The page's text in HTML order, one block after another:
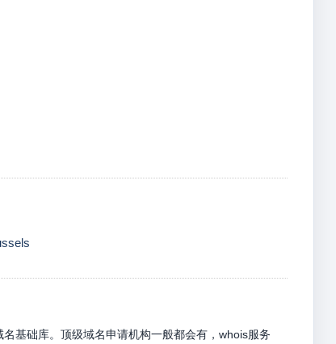
基础库。顶级域名申请机构一般都会有，whois服务